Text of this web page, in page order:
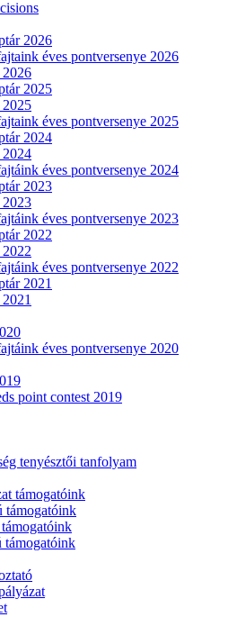
2026
éves pontversenye 2026
2026
2025
2025
éves pontversenye 2025
2024
2024
éves pontversenye 2024
2023
2023
éves pontversenye 2023
2022
2022
éves pontversenye 2022
2021
éves pontversenye 2020
point contest 2019
tenyésztői tanfolyam
támogatóink
támogatóink
támogatóink